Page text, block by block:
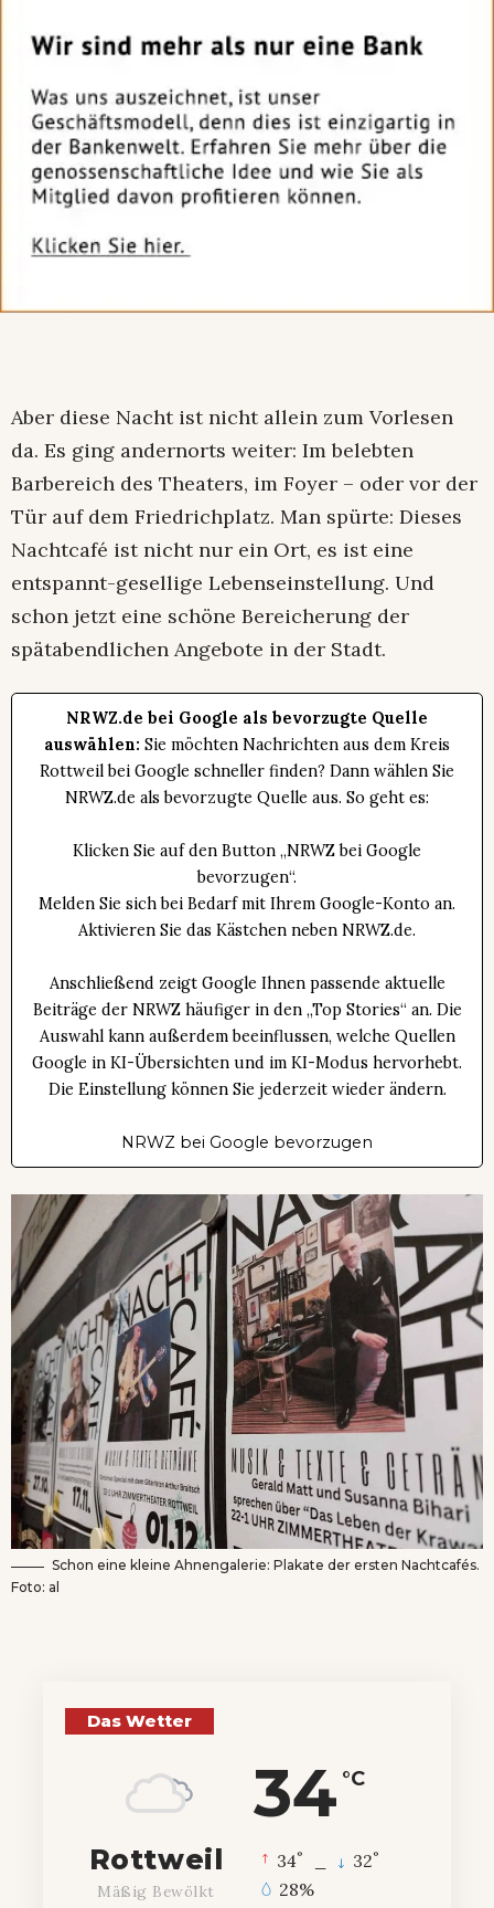
Aber diese Nacht ist nicht allein zum Vorlesen
da. Es ging andernorts weiter: Im belebten
Barbereich des Theaters, im Foyer – oder vor der
Tür auf dem Friedrichplatz. Man spürte: Dieses
Nachtcafé ist nicht nur ein Ort, es ist eine
entspannt-gesellige Lebenseinstellung. Und
schon jetzt eine schöne Bereicherung der
spätabendlichen Angebote in der Stadt.
NRWZ.de bei Google als bevorzugte Quelle
auswählen: Sie möchten Nachrichten aus dem Kreis
Rottweil bei Google schneller finden? Dann wählen Sie
NRWZ.de als bevorzugte Quelle aus. So geht es:
Klicken Sie auf den Button „NRWZ bei Google
bevorzugen“.
Melden Sie sich bei Bedarf mit Ihrem Google-Konto an.
Aktivieren Sie das Kästchen neben NRWZ.de.
Anschließend zeigt Google Ihnen passende aktuelle
Beiträge der NRWZ häufiger in den „Top Stories“ an. Die
Auswahl kann außerdem beeinflussen, welche Quellen
Google in KI-Übersichten und im KI-Modus hervorhebt.
Die Einstellung können Sie jederzeit wieder ändern.
NRWZ bei Google bevorzugen
Schon eine kleine Ahnengalerie: Plakate der ersten Nachtcafés.
Foto: al
Das Wetter
34 °C
Rottweil
Mäßig Bewölkt
34° 32°
28%